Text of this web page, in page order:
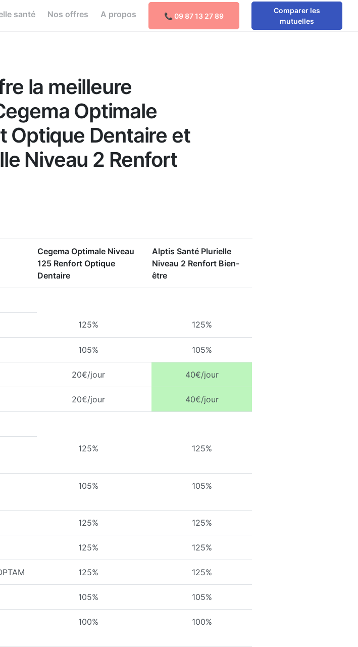
santé Nos offres A propos 📞 09 87 13 27 89
Comparer les
mutuelles
Comparer les mutuelles
la meilleure
Optimale
Optique Dentaire et
Niveau 2 Renfort
Cegema Optimale Niveau
125 Renfort Optique
Dentaire
Alptis Santé Plurielle
Niveau 2 Renfort Bien-
être
125% 125%
105% 105%
20€/jour 40€/jour
20€/jour 40€/jour
125% 125%
105% 105%
125% 125%
125% 125%
125% 125%
105% 105%
100% 100%